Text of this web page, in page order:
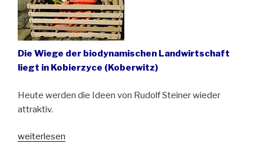
Die Wiege der biodynamischen Landwirtschaft
liegt in Kobierzyce (Koberwitz)
Heute werden die Ideen von Rudolf Steiner wieder
attraktiv.
„Der
weiterlesen